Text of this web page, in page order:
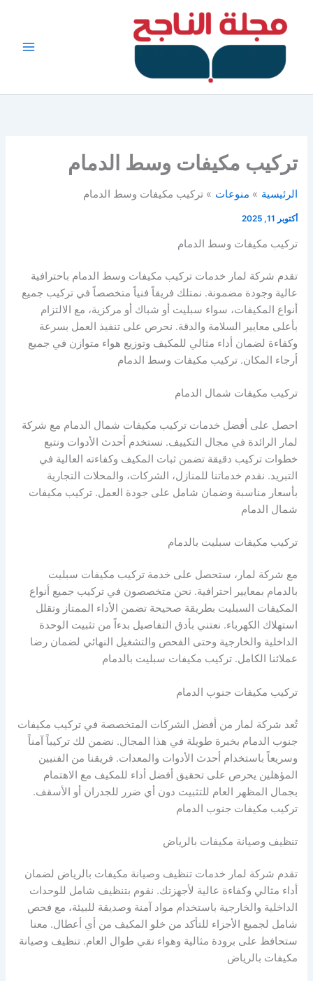
تركيب مكيفات وسط الدمام
الرئيسية منوعات تركيب مكيفات وسط الدمام
أكتوبر 11, 2025
تركيب مكيفات وسط الدمام
تقدم شركة لمار خدمات تركيب مكيفات وسط الدمام باحترافية
عالية وجودة مضمونة. نمتلك فريقاً فنياً متخصصاً في تركيب جميع
أنواع المكيفات، سواء سبليت أو شباك أو مركزية، مع الالتزام
بأعلى معايير السلامة والدقة. نحرص على تنفيذ العمل بسرعة
وكفاءة لضمان أداء مثالي للمكيف وتوزيع هواء متوازن في جميع
أرجاء المكان. تركيب مكيفات وسط الدمام
تركيب مكيفات شمال الدمام
احصل على أفضل خدمات تركيب مكيفات شمال الدمام مع شركة
لمار الرائدة في مجال التكييف. نستخدم أحدث الأدوات ونتبع
خطوات تركيب دقيقة تضمن ثبات المكيف وكفاءته العالية في
التبريد. نقدم خدماتنا للمنازل، الشركات، والمحلات التجارية
بأسعار مناسبة وضمان شامل على جودة العمل. تركيب مكيفات
شمال الدمام
تركيب مكيفات سبليت بالدمام
مع شركة لمار، ستحصل على خدمة تركيب مكيفات سبليت
بالدمام بمعايير احترافية. نحن متخصصون في تركيب جميع أنواع
المكيفات السبليت بطريقة صحيحة تضمن الأداء الممتاز وتقلل
استهلاك الكهرباء. نعتني بأدق التفاصيل بدءاً من تثبيت الوحدة
الداخلية والخارجية وحتى الفحص والتشغيل النهائي لضمان رضا
عملائنا الكامل. تركيب مكيفات سبليت بالدمام
تركيب مكيفات جنوب الدمام
تُعد شركة لمار من أفضل الشركات المتخصصة في تركيب مكيفات
جنوب الدمام بخبرة طويلة في هذا المجال. نضمن لك تركيباً آمناً
وسريعاً باستخدام أحدث الأدوات والمعدات. فريقنا من الفنيين
المؤهلين يحرص على تحقيق أفضل أداء للمكيف مع الاهتمام
بجمال المظهر العام للتثبيت دون أي ضرر للجدران أو الأسقف.
تركيب مكيفات جنوب الدمام
تنظيف وصيانة مكيفات بالرياض
تقدم شركة لمار خدمات تنظيف وصيانة مكيفات بالرياض لضمان
أداء مثالي وكفاءة عالية لأجهزتك. نقوم بتنظيف شامل للوحدات
الداخلية والخارجية باستخدام مواد آمنة وصديقة للبيئة، مع فحص
شامل لجميع الأجزاء للتأكد من خلو المكيف من أي أعطال. معنا
ستحافظ على برودة مثالية وهواء نقي طوال العام. تنظيف وصيانة
مكيفات بالرياض